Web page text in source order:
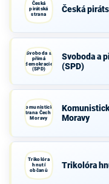
Česká
pirátská
strana
Česká
Svoboda a
přímá
demokracie
(SPD)
Svoboda a
(SPD)
Komunistická
strana Čech a
Moravy
Moravy
Trikolóra
hnutí
občanů
Trikolóra